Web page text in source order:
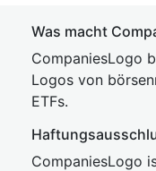
Was macht
CompaniesLogo
Logos von
ETFs.
CompaniesLogo